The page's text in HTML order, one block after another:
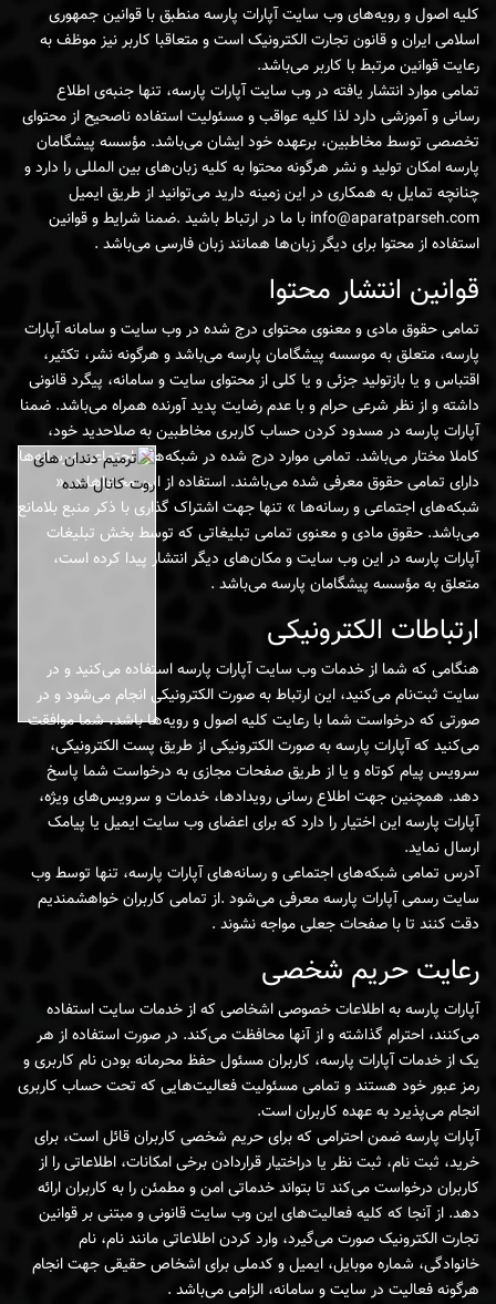
کلیه اصول و رویه‌های وب سایت آپارات پارسه منطبق با قوانین جمهوری
اسلامی ایران و قانون تجارت الکترونیک است و متعاقبا کاربر نیز موظف به
رعایت قوانین مرتبط با کاربر می‌باشد.
تمامی موارد انتشار یافته در وب سایت آپارات پارسه، تنها جنبه‌ی اطلاع
رسانی و آموزشی دارد لذا کلیه عواقب و مسئولیت استفاده ناصحیح از محتوای
تخصصی توسط مخاطبین، برعهده خود ایشان می‌باشد. مؤسسه پیشگامان
پارسه امکان تولید و نشر هرگونه محتوا به کلیه زبان‌های بین المللی را دارد و
چنانچه تمایل به همکاری در این زمینه دارید می‌توانید از طریق ایمیل
info@aparatparseh.com با ما در ارتباط باشید .ضمنا شرایط و قوانین
استفاده از محتوا برای دیگر زبان‌ها همانند زبان فارسی می‌باشد .
قوانین انتشار محتوا
تمامی حقوق مادی و معنوی محتوای درج شده در وب سایت و سامانه آپارات
پارسه، متعلق به موسسه پیشگامان پارسه می‌باشد و هرگونه نشر، تکثیر،
اقتباس و یا بازتولید جزئی و یا کلی از محتوای سایت و سامانه، پیگرد قانونی
داشته و از نظر شرعی حرام و با عدم رضایت پدید آورنده همراه می‌باشد. ضمنا
آپارات پارسه در مسدود کردن حساب کاربری مخاطبین به صلاحدید خود،
کاملا مختار می‌باشد. تمامی موارد درج شده در شبکه‌های اجتماعی و رسانه‌ها
دارای تمامی حقوق معرفی شده می‌باشند. استفاده از این محتواها در «
شبکه‌های اجتماعی و رسانه‌ها » تنها جهت اشتراک گذاری با ذکر منبع بلامانع
می‌باشد. حقوق مادی و معنوی تمامی تبلیغاتی که توسط بخش تبلیغات
آپارات پارسه در این وب سایت و مکان‌های دیگر انتشار پیدا کرده است،
متعلق به مؤسسه پیشگامان پارسه می‌باشد .
ارتباطات الکترونیکی
هنگامی که شما از خدمات وب سایت آپارات پارسه استفاده می‌کنید و در
سایت ثبت‌نام می‌کنید، این ارتباط به صورت الکترونیکی انجام می‌شود و در
صورتی که درخواست شما با رعایت کلیه اصول و رویه‌ها باشد، شما موافقت
می‌کنید که آپارات پارسه به صورت الکترونیکی از طریق پست الکترونیکی،
سرویس پیام کوتاه و یا از طریق صفحات مجازی به درخواست شما پاسخ
دهد. همچنین جهت اطلاع رسانی رویدادها، خدمات و سرویس‌های ویژه،
آپارات پارسه این اختیار را دارد که برای اعضای وب سایت ایمیل یا پیامک
ارسال نماید.
آدرس تمامی شبکه‌های اجتماعی و رسانه‌های آپارات پارسه‌، تنها توسط وب
سایت رسمی آپارات پارسه معرفی می‌شود .از تمامی کاربران خواهشمندیم
دقت کنند تا با صفحات جعلی مواجه نشوند .
رعایت حریم شخصی
آپارات پارسه به اطلاعات خصوصی اشخاصى که از خدمات سایت استفاده
می‌کنند، احترام گذاشته و از آنها محافظت می‌کند. در صورت استفاده از هر
یک از خدمات آپارات پارسه، کاربران مسئول حفظ محرمانه بودن نام کاربری و
رمز عبور خود هستند و تمامی مسئولیت فعالیت‌هایی که تحت حساب کاربری
انجام می‌پذیرد به عهده کاربران است.
آپارات پارسه ضمن احترامی که برای حریم شخصی کاربران قائل است، برای
خرید، ثبت نام، ثبت نظر یا دراختیار قراردادن برخی امکانات، اطلاعاتی را از
کاربران درخواست می‌کند تا بتواند خدماتی امن و مطمئن را به کاربران ارائه
دهد. از آنجا که کلیه فعالیت‌های این وب سایت قانونی و مبتنی بر قوانین
تجارت الکترونیک صورت می‌گیرد، وارد کردن اطلاعاتی مانند نام، نام
خانوادگی، شماره موبایل، ایمیل و کد‌ملی برای اشخاص حقیقی جهت انجام
هرگونه فعالیت در سایت و سامانه، الزامی می‌باشد .
×